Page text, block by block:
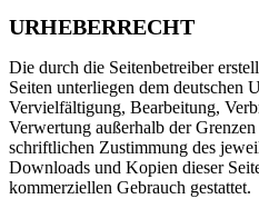
URHEBERRECHT
Die durch die Seitenbetreiber
Seiten unterliegen dem deutschen
Vervielfältigung, Bearbeitung,
Verwertung außerhalb der
schriftlichen Zustimmung des
Downloads und Kopien dieser
kommerziellen Gebrauch gestattet.